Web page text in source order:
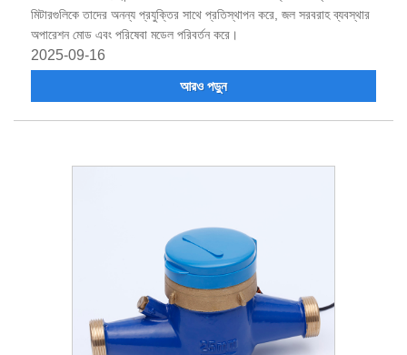
মিটারগুলিকে তাদের অনন্য প্রযুক্তির সাথে প্রতিস্থাপন করে, জল সরবরাহ ব্যবস্থার
অপারেশন মোড এবং পরিষেবা মডেল পরিবর্তন করে।
2025-09-16
আরও পড়ুন